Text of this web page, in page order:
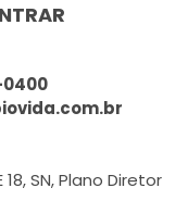
0400
18, SN, Plano Diretor